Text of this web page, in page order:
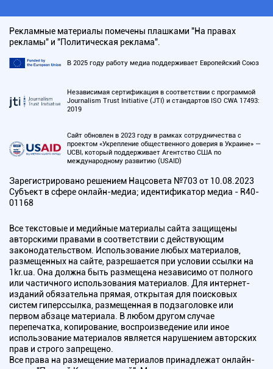
Рекламные материалы помечены плашками "На правах
рекламы" и "Политическая реклама".
В 2025 году работу медиа поддерживает Европейский Союз
Независимая сертификация в соответствии с программой
Journalism Trust Initiative (JTI) и стандартов ISO CWA 17493:
2019
Сайт обновлен в 2023 году в рамках сотрудничества с
проектом «Укрепление общественного доверия в Украине» —
UCBI, который поддерживает Агентство США по
международному развитию (USAID)
Зарегистрировано решением Нацсовета №703 от 10.08.2023
Субъект в сфере онлайн-медиа; идентификатор медиа - R40-
01168
Все текстовые и медийные материалы сайта защищены
авторскими правами в соответствии с действующим
законодательством. Использование любых материалов,
размещенных на сайте, разрешается при условии ссылки на
1kr.ua. Она должна быть размещена независимо от полного
или частичного использования материалов. Для интернет-
изданий обязательна прямая, открытая для поисковых
систем гиперссылка, размещенная в подзаголовке или
первом абзаце материала. В любом другом случае
перепечатка, копирование, воспроизведение или иное
использование материалов является нарушением авторских
прав и строго запрещено.
Все права на размещение материалов принадлежат онлайн-